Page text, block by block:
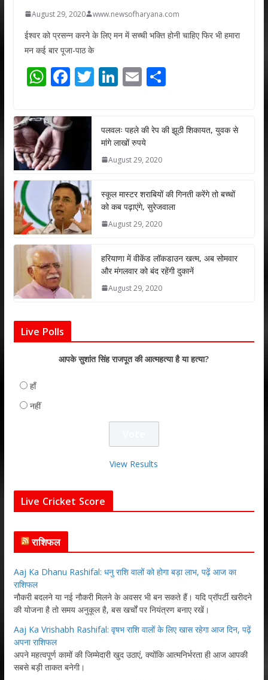
August 29, 2020 www.newsofharyana.com
ईश्वर को प्रसन्न करने के लिए मन में सच्ची भक्ति होनी चाहिए फिर भी हमारा
मन कई बार पूजा-पाठ के
W
at
s
A
p
p
F
e
b
o
k
T
er
Li
e
dI
n
E
l
S
e
पलवलः पहले की रेप की झूठी शिकायत, युवक से
मांगे लाखों रुपये
August 29, 2020
स्कूल मास्टर शराबियों की गिनती करेंगे तो बच्चों
को कब पढ़ाएंगे, सुरेजवाला
August 29, 2020
हरियाणा में वीकेंड लॉकडाउन खत्म, अब सोमवार
और मंगलवार को बंद रहेंगी दुकानें
August 29, 2020
Live Polls
आपके सुशांत सिंह राजपूत की आत्महत्या है या हत्या?
हाँ
नहीं
View Results
Live Cricket Score
राशिफल
Aaj Ka Dhanu Rashifal: धनु राशि वालों को होगा बड़ा लाभ, पढ़ें आज का
राशिफल
नौकरी बदलने या नई नौकरी मिलने के अवसर भी बन सकते हैं। यदि प्रॉपर्टी खरीदने
की योजना है तो समय अनुकूल है, बस खर्चों पर नियंत्रण बनाए रखें।
Aaj Ka Vrishabh Rashifal: वृषभ राशि वालों के लिए खास रहेगा आज दिन, पढ़ें
अपना राशिफल
अपने महत्वपूर्ण कामों की जिम्मेदारी खुद उठाएं, क्योंकि आत्मनिर्भरता ही आज आपकी
सबसे बड़ी ताकत बनेगी।